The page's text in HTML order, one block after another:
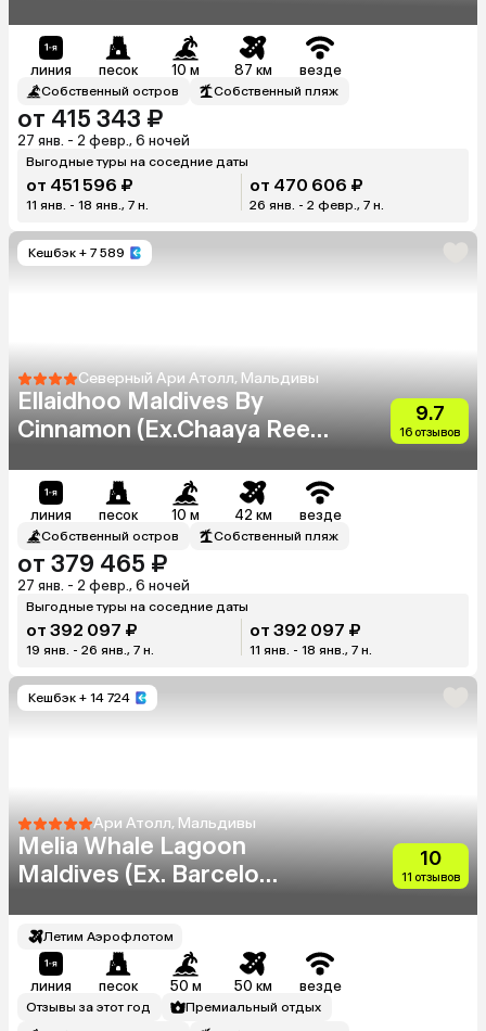
Maldives)
линия песок 10 м 87 км везде
Собственный остров Собственный пляж
от 415 343 ₽
27 янв. - 2 февр., 6 ночей
Выгодные туры на соседние даты
от 451 596 ₽
11 янв. - 18 янв., 7 н.
от 470 606 ₽
26 янв. - 2 февр., 7 н.
Кешбэк + 7 589
Северный Ари Атолл, Мальдивы
Ellaidhoo Maldives By
Cinnamon (Ex.Chaaya Reef
9.7
16 отзывов
линия песок 10 м 42 км везде
Собственный остров Собственный пляж
от 379 465 ₽
27 янв. - 2 февр., 6 ночей
Выгодные туры на соседние даты
от 392 097 ₽
19 янв. - 26 янв., 7 н.
от 392 097 ₽
11 янв. - 18 янв., 7 н.
Кешбэк + 14 724
Ари Атолл, Мальдивы
Melia Whale Lagoon
Maldives (Ex. Barcelo
10
11 отзывов
Летим Аэрофлотом
линия песок 50 м 50 км везде
Отзывы за этот год
Премиальный отдых